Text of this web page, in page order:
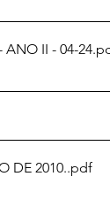
ANO II - 04-24
DE 2010..pdf